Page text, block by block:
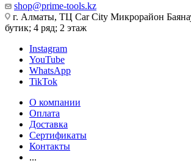
shop@prime-tools.kz
г. Алматы, ТЦ Car City​ ​Микрорайон
бутик; 4 ряд; 2 этаж
Instagram
YouTube
WhatsApp
TikTok
О компании
Оплата
Доставка
Сертификаты
Контакты
...